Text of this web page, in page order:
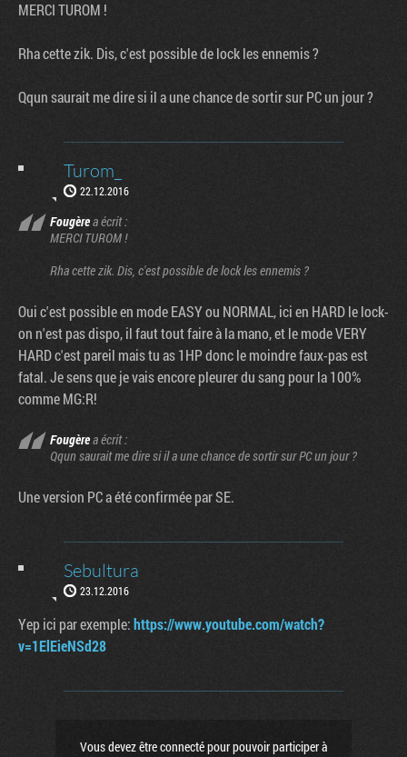
MERCI TUROM !
Rha cette zik. Dis, c'est possible de lock les ennemis ?
Qqun saurait me dire si il a une chance de sortir sur PC un jour ?
Turom_
22.12.2016
Fougèrea écrit :
MERCI TUROM !
Rha cette zik. Dis, c'est possible de lock les ennemis ?
Oui c'est possible en mode EASY ou NORMAL, ici en HARD le lock-
on n'est pas dispo, il faut tout faire à la mano, et le mode VERY
HARD c'est pareil mais tu as 1HP donc le moindre faux-pas est
fatal. Je sens que je vais encore pleurer du sang pour la 100%
comme MG:R!
Fougèrea écrit :
Qqun saurait me dire si il a une chance de sortir sur PC un jour ?
Une version PC a été confirmée par SE.
Sebultura
23.12.2016
Yep ici par exemple:https://www.youtube.com/watch?
v=1ElEieNSd28
Vous devez être connecté pour pouvoir participer à